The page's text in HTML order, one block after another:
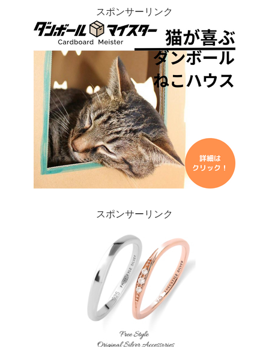
スポンサーリンク
スポンサーリンク